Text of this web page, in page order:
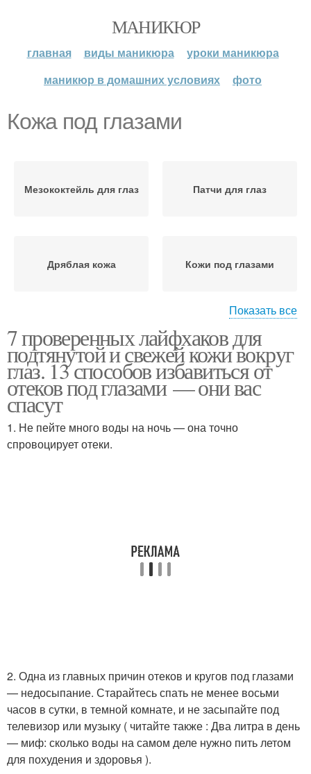
МАНИКЮР
главная виды маникюра
уроки маникюра
маникюр в домашних условиях
фото
Кожа под глазами
Мезококтейль для глаз Патчи для глаз
Дряблая кожа Кожи под глазами
Уход за кожей
условиях
Мешки под глазами
Показать все
7 проверенных лайфхаков для
подтянутой и свежей кожи вокруг
глаз. 13 способов избавиться от
отеков под глазами — они вас
спасут
1. Не пейте много воды на ночь — она точно
спровоцирует отеки.
2. Одна из главных причин отеков и кругов под глазами
— недосыпание. Старайтесь спать не менее восьми
часов в сутки, в темной комнате, и не засыпайте под
телевизор или музыку ( читайте также : Два литра в день
— миф: сколько воды на самом деле нужно пить летом
для похудения и здоровья ).